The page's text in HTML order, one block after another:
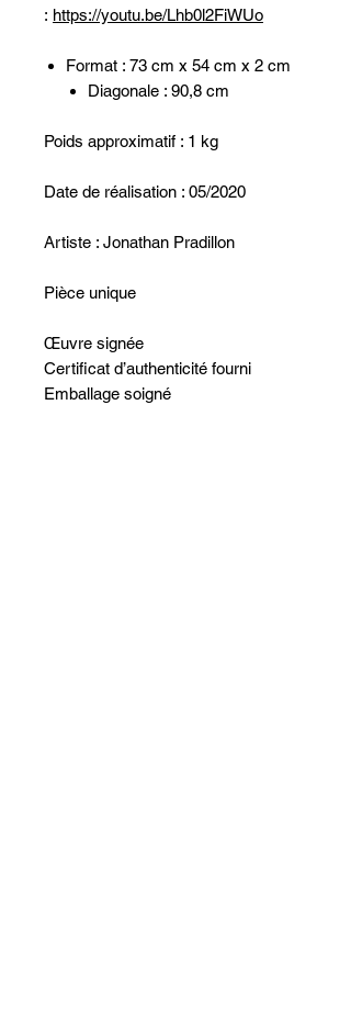
: https://youtu.be/Lhb0l2FiWUo
Format : 73 cm x 54 cm x 2 cm
Diagonale : 90,8 cm
Poids approximatif : 1 kg
Date de réalisation : 05/2020
Artiste : Jonathan Pradillon
Pièce unique
Œuvre signée
Certificat d’authenticité fourni
Emballage soigné